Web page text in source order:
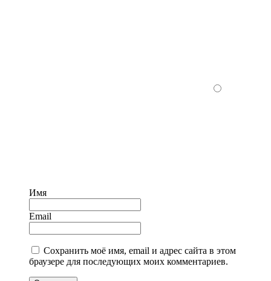
Имя
Email
Сохранить моё имя, email и адрес сайта в этом
браузере для последующих моих комментариев.